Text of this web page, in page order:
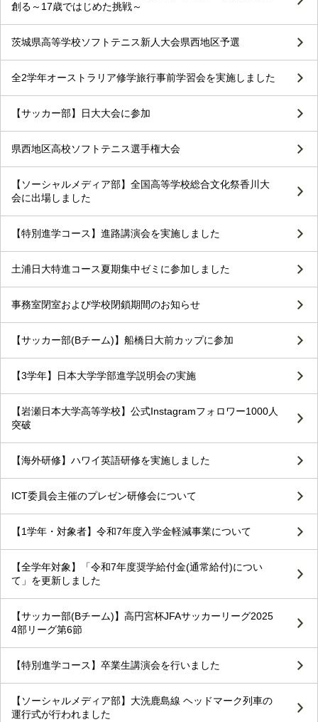
創る～17歳ではじめた挑戦～
茨城県高等学校ソフトテニス新人大会県西地区予選
全2学年オーストラリア修学旅行事前学習会を実施しました
【サッカー部】日大大会に参加
県西地区高校ソフトテニス選手権大会
【ソーシャルメディア部】全国高等学校総合文化祭香川大
会に出場しました
【特別進学コース】進路講演会を実施しました
土浦日大特進コース夏期集中ゼミに参加しました
事務室閉室および学校閉鎖期間のお知らせ
【サッカー部(Bチーム)】船橋日大前カップに参加
【3学年】日本大学学部進学説明会の実施
【岩瀬日本大学高等学校】公式Instagramフォロワー1000人
突破
【海外研修】ハワイ英語研修を実施しました
ICT委員会主催のプレゼン研修会について
【1学年・対象者】令和7年度入学金軽減事業について
【全学年対象】「令和7年度奨学給付金(通常給付)につい
て」を更新しました
【サッカー部(Bチーム)】高円宮杯JFAサッカーリーグ2025
4部リーグ第6節
【特別進学コース】卒業生講演会を行いました
【ソーシャルメディア部】大洗鹿島線 ヘッドマーク列車の
運行式が行われました